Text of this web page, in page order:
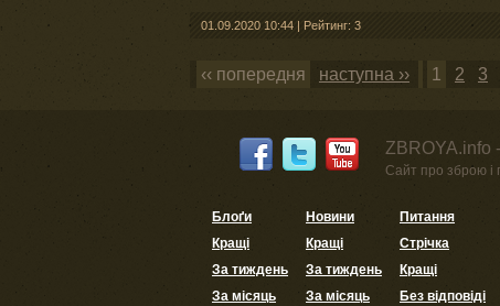
01.09.2020 10:44 | Рейтинг: 3
‹‹ попередня наступна ›› 1 2 3
ZBROYA.info
Сайт про зброю і
Блоґи
Кращі
За тиждень
За місяць
Новини
Кращі
За тиждень
За місяць
Питання
Стрічка
Кращі
Без відповіді